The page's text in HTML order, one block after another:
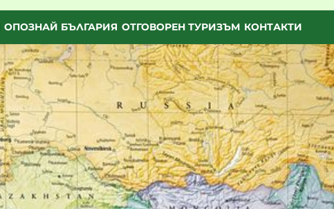
ОПОЗНАЙ БЪЛГАРИЯ ОТГОВОРЕН ТУРИЗЪМ КОНТАКТИ